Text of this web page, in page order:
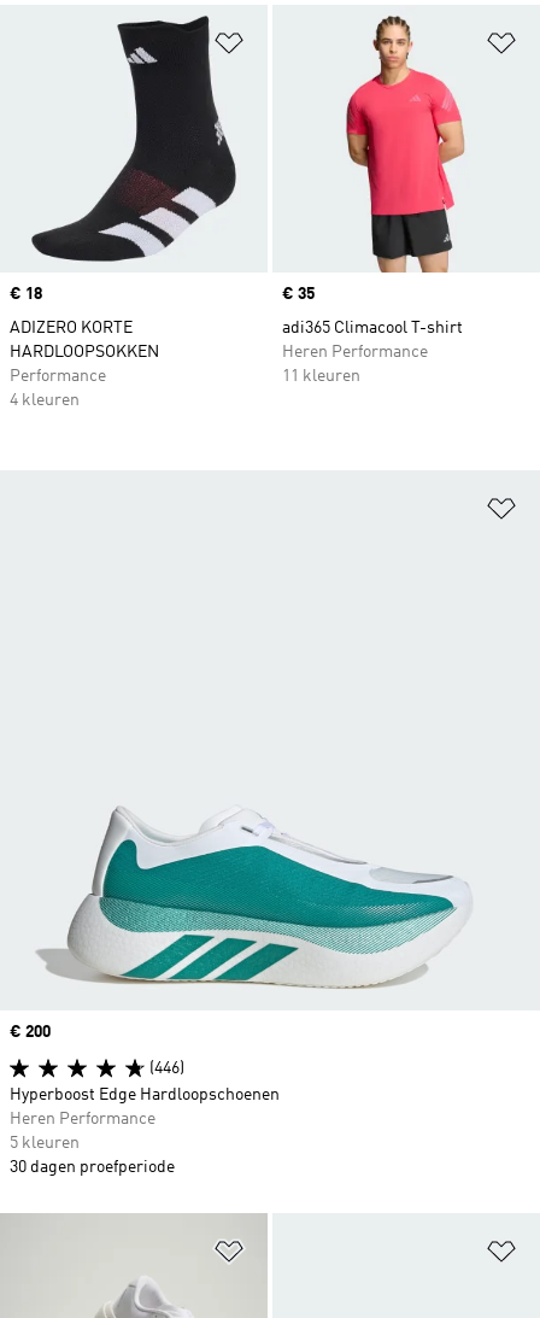
Op verlanglijst zetten
Price
€ 18
ADIZERO KORTE
HARDLOOPSOKKEN
Performance
4 kleuren
Price
€ 35
adi365 Climacool T-shirt
Heren Performance
11 kleuren
Price
€ 200
(446)
Hyperboost Edge Hardloopschoenen
Heren Performance
5 kleuren
30 dagen proefperiode